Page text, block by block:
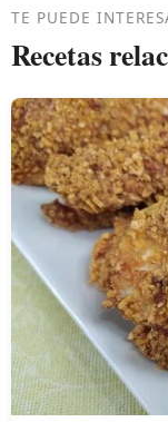
TE PUEDE
Recetas